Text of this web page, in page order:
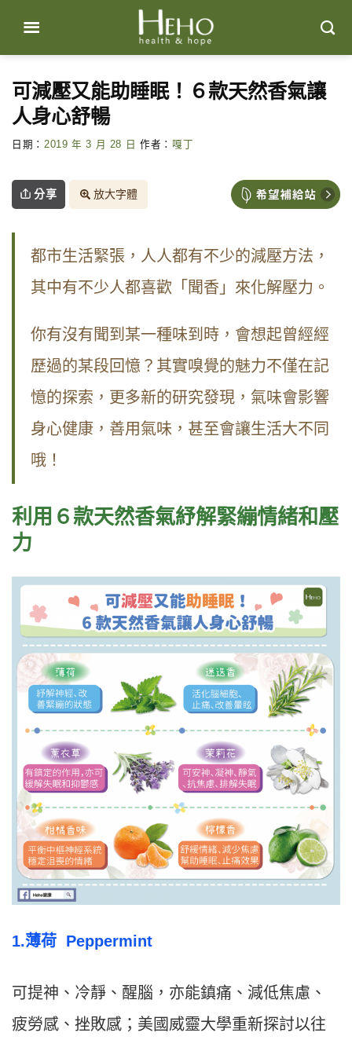
content
可減壓又能助睡眠！６款天然香氣讓
人身心舒暢
日期： 2019 年 3 月 28 日 作者： 嘎丁
分享 放大字體
都市生活緊張，人人都有不少的減壓方法，
其中有不少人都喜歡「聞香」來化解壓力。
你有沒有聞到某一種味到時，會想起曾經經
歷過的某段回憶？其實嗅覺的魅力不僅在記
憶的探索，更多新的研究發現，氣味會影響
身心健康，善用氣味，甚至會讓生活大不同
哦！
利用６款天然香氣紓解緊繃情緒和壓
力
1.薄荷 Peppermint
可提神、冷靜、醒腦，亦能鎮痛、減低焦慮、
疲勞感、挫敗感；美國威靈大學重新探討以往